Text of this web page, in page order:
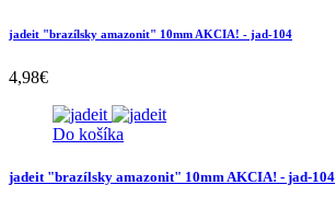
jadeit "brazílsky amazonit" 10mm AKCIA! - jad-104
4,98€
Do košíka
jadeit "brazílsky amazonit" 10mm AKCIA! - jad-104